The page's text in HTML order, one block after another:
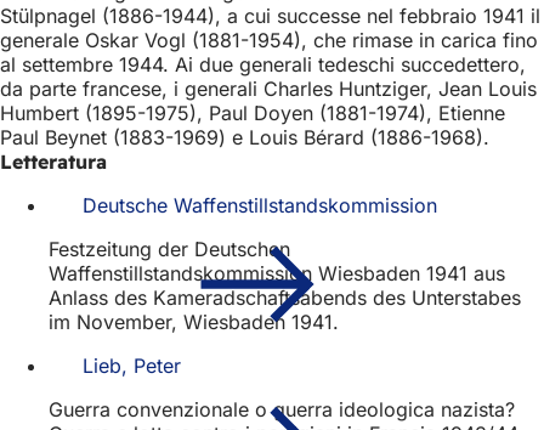
Stülpnagel (1886-1944), a cui successe nel febbraio 1941 il
generale Oskar Vogl (1881-1954), che rimase in carica fino
al settembre 1944. Ai due generali tedeschi succedettero,
da parte francese, i generali Charles Huntziger, Jean Louis
Humbert (1895-1975), Paul Doyen (1881-1974), Etienne
Paul Beynet (1883-1969) e Louis Bérard (1886-1968).
Letteratura
Deutsche Waffenstillstandskommission
Festzeitung der Deutschen
Waffenstillstandskommission Wiesbaden 1941 aus
Anlass des Kameradschaftsabends des Unterstabes
im November, Wiesbaden 1941.
Lieb, Peter
Guerra convenzionale o guerra ideologica nazista?